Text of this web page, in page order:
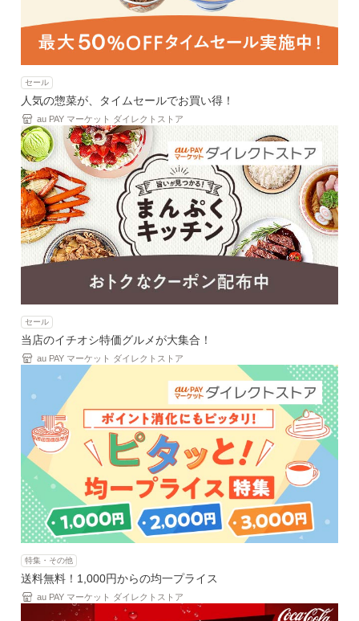
セール
人気の惣菜が、タイムセールでお買い得！
au PAY マーケット ダイレクトストア
セール
当店のイチオシ特価グルメが大集合！
au PAY マーケット ダイレクトストア
特集・その他
送料無料！1,000円からの均一プライス
au PAY マーケット ダイレクトストア